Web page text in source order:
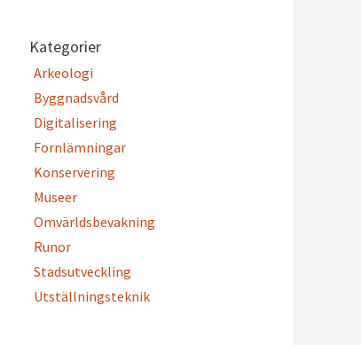
Kategorier
Arkeologi
Byggnadsvård
Digitalisering
Fornlämningar
Konservering
Museer
Omvärldsbevakning
Runor
Stadsutveckling
Utställningsteknik